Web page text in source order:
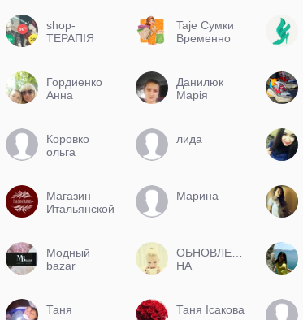
shop-
ТЕРАПІЯ
Taje Сумки
Временно
Гордиенко
Анна
Данилюк
Марія
Коровко
ольга
лида
Магазин
Итальянской
Марина
Модный
bazar
ОБНОВЛЕНИЯ
НА
Таня Таня Ісакова